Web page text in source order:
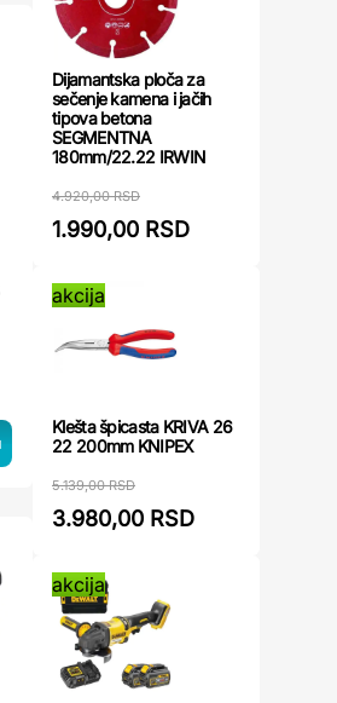
Dijamantska ploča za
sečenje kamena i jačih
tipova betona
SEGMENTNA
180mm/22.22 IRWIN
4.920,00 RSD
1.990,00 RSD
akcija
Klešta špicasta KRIVA 26
22 200mm KNIPEX
5.139,00 RSD
3.980,00 RSD
akcija